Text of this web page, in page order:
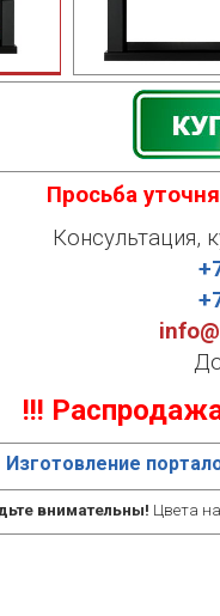
Просьба
Консультация,
!!!
Изготовление
внимательны! Цвета